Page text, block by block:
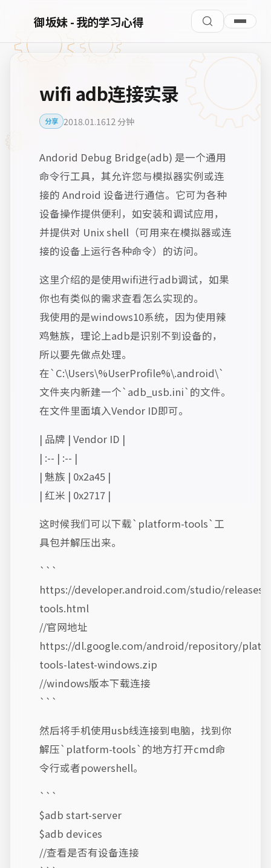
御坂妹 - 我的学习心得
wifi adb连接实录
分享 2018.01.1612 分钟
Andorid Debug Bridge(adb) 是一个通用
命令行工具，其允许您与模拟器实例或连
接的 Android 设备进行通信。它可为各种
设备操作提供便利，如安装和调试应用，
并提供对 Unix shell（可用来在模拟器或连
接的设备上运行各种命令）的访问。
这里介绍的是使用wifi进行adb调试，如果
你也有类似的需求查看怎么实现的。
我使用的是windows10系统，因为使用辣
鸡魅族，理论上adb是识别不到设备的，
所以要先做点处理。
在`C:\Users\%UserProfile%\.android\`
文件夹内新建一个`adb_usb.ini`的文件。
在文件里面填入Vendor ID即可。
| 品牌 | Vendor ID |
| :-- | :-- |
| 魅族 | 0x2a45 |
| 红米 | 0x2717 |
这时候我们可以下载`platform-tools`工
具包并解压出来。
```
https://developer.android.com/studio/
tools.html
//官网地址
https://dl.google.com/android/repository/
tools-latest-windows.zip
//windows版本下载连接
```
然后将手机使用usb线连接到电脑，找到你
解压`platform-tools`的地方打开cmd命
令行或者powershell。
```
$adb start-server
$adb devices
//查看是否有设备连接